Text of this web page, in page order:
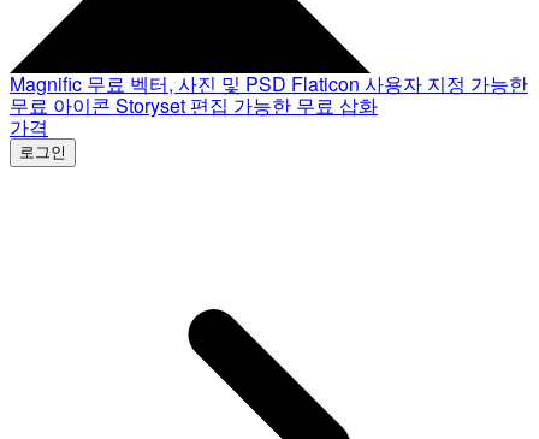
Magnific 무료 벡터, 사진 및 PSD Flaticon 사용자 지정 가능한
무료 아이콘 Storyset 편집 가능한 무료 삽화
가격
로그인